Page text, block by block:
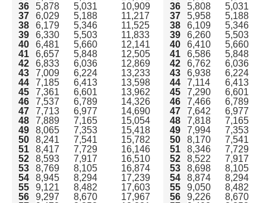
36
5,878 5,031 10,909 36 5,808
5,031
37
6,029 5,188 11,217 37 5,958
5,188
38
6,179 5,346 11,525 38 6,109
5,346
39
6,330 5,503 11,833 39 6,260
5,503
40
6,481 5,660 12,141 40 6,410
5,660
41
6,657 5,848 12,505 41 6,586
5,848
42
6,833 6,036 12,869 42 6,762
6,036
43
7,009 6,224 13,233 43 6,938
6,224
44
7,185 6,413 13,598 44 7,114
6,413
45
7,361 6,601 13,962 45 7,290
6,601
46
7,537 6,789 14,326 46 7,466
6,789
47
7,713 6,977 14,690 47 7,642
6,977
48
7,889 7,165 15,054 48 7,818
7,165
49
8,065 7,353 15,418 49 7,994
7,353
50
8,241 7,541 15,782 50 8,170
7,541
51
8,417 7,729 16,146 51 8,346
7,729
52
8,593 7,917 16,510 52 8,522
7,917
53
8,769 8,105 16,874 53 8,698
8,105
54
8,945 8,294 17,239 54 8,874
8,294
55
9,121 8,482 17,603 55 9,050
8,482
56
9,297 8,670 17,967 56 9,226
8,670